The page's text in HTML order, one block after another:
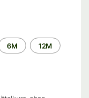
6M 12M